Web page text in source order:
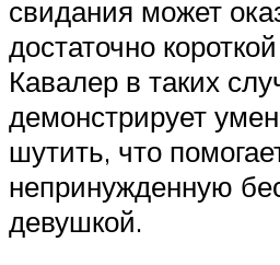
свидания может
достаточно
Кавалер в таких
демонстрирует
шутить, что
непринужденную
девушкой.